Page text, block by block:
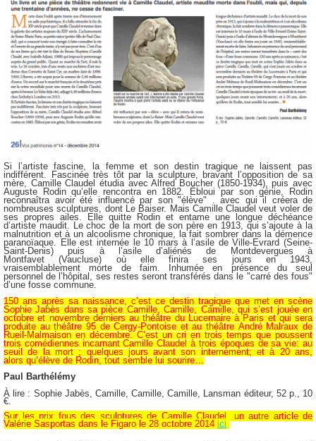
Si l’artiste fascine, la femme et son destin tragique ne laissent pas
indifférent. Fascinée très tôt par la sculpture, bravant l’opposition de sa
mère, Camille Claudel étudia avec Alfred Boucher (1850-1934), puis avec
Auguste Rodin qu’elle rencontra en 1882. Ébloui par son génie, Rodin
reconnaîtra avoir été influencé par son "élève" . avec qui il créera de
nombreuses sculptures, dont Le Baiser. Mais Camille Claudel veut voler de
ses propres ailes. Elle quitte Rodin et entame une longue déchéance
d’artiste maudit. Le choc de la mort de son père en 1913, qui s’ajoute à la
malnutrition et à un alcoolisme chronique, la fait sombrer dans la démence
paranoïaque. Elle est internée le 10 mars à l’asile de Ville-Evrard (Seine-
Saint-Denis) puis à l’asile d’aliénés de Montdevergues à
Montfavet (Vaucluse) où elle finira ses jours en 1943,
vraisemblablement morte de faim. Inhumée en présence du seul
personnel de l’hôpital, ses restes seront transférés dans le "carré des fous"
d’une fosse commune.
150 ans après sa naissance, c’est ce destin tragique que met en scène
Sophie Jabès dans sa pièce Camille, Camille, Camille, qui s’est jouée en
octobre et novembre derniers au théâtre du Lucernaire à Paris et qui sera
produite au théâtre 95 de Cergy-Pontoise et au théâtreAndré Malraux de
Rueil-Malmaison en décembre. C’est un cri en trois temps que poussent
trois comédiennes incarnant Camille Claudel à trois époques de sa vie: au
seuil de la mort ; quelques jours avant son internement; et à 20 ans,
alors qu’élève de Rodin, tout semble lui sourire…
Paul Barthélémy
À lire : Sophie Jabès, Camille, Camille, Camille, Lansman éditeur, 52 p., 10
€.
Sur les prix fous des sculptures de Camille Claudel, un autre article de
Valérie Sasportas dans le Figaro le 28 octobre 2014 ici